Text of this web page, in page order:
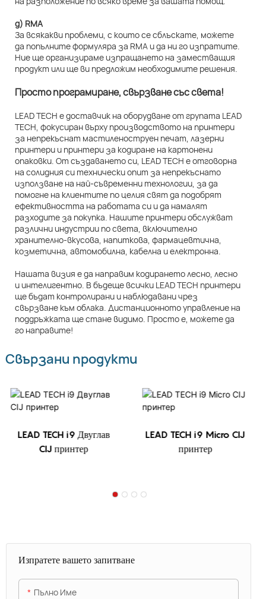
д) RMA
За всякакви проблеми, с които се сблъскате, можете
да попълните формуляра за RMA и да ни го изпратите.
Ние ще организираме изпращането на заместващия
продукт или ще ви предложим необходимите решения.
Просто програмиране, свързване със света!
LEAD TECH е доставчик на оборудване от групата LEAD
TECH, фокусиран върху производството на принтери
за непрекъснат мастиленоструен печат, лазерни
принтери и принтери за кодиране на картонени
опаковки. От създаването си, LEAD TECH е отговорна
на солидния си технически опит за непрекъснато
използване на най-съвременни технологии, за да
помогне на клиентите по целия свят да подобрят
ефективността на работата си и да намалят
разходите за покупка. Нашите принтери обслужват
различни индустрии по света, включително
хранително-вкусова, напиткова, фармацевтична,
козметична, автомобилна, кабелна и електронна.
Нашата визия е да направим кодирането лесно, лесно
и интелигентно. В бъдеще всички LEAD TECH принтери
ще бъдат контролирани и наблюдавани чрез
свързване към облака. Дистанционното управление на
поддръжката ще стане видимо. Просто е, можете да
го направите!
Свързани продукти
LEAD TECH i9 Двуглав
CIJ принтер
LEAD TECH i9 Micro CIJ
принтер
Изпратете вашето запитване
Пълно Име